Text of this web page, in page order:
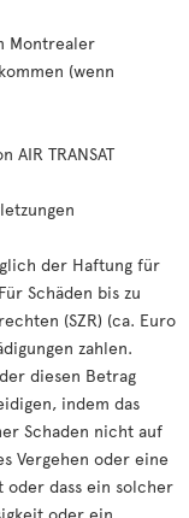
Montrealer
(wenn
AIR TRANSAT
der Haftung für
Schäden bis zu
(SZR) (ca. Euro
zahlen.
diesen Betrag
indem das
Schaden nicht auf
Vergehen oder eine
oder dass ein solcher